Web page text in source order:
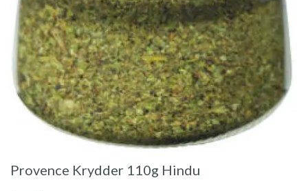
Provence Krydder 110g Hindu